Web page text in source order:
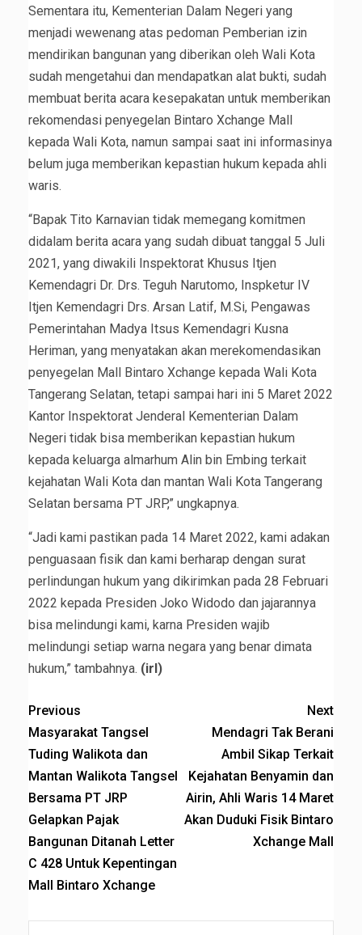
Sementara itu, Kementerian Dalam Negeri yang
menjadi wewenang atas pedoman Pemberian izin
mendirikan bangunan yang diberikan oleh Wali Kota
sudah mengetahui dan mendapatkan alat bukti, sudah
membuat berita acara kesepakatan untuk memberikan
rekomendasi penyegelan Bintaro Xchange Mall
kepada Wali Kota, namun sampai saat ini informasinya
belum juga memberikan kepastian hukum kepada ahli
waris.
“Bapak Tito Karnavian tidak memegang komitmen
didalam berita acara yang sudah dibuat tanggal 5 Juli
2021, yang diwakili Inspektorat Khusus Itjen
Kemendagri Dr. Drs. Teguh Narutomo, Inspketur IV
Itjen Kemendagri Drs. Arsan Latif, M.Si, Pengawas
Pemerintahan Madya Itsus Kemendagri Kusna
Heriman, yang menyatakan akan merekomendasikan
penyegelan Mall Bintaro Xchange kepada Wali Kota
Tangerang Selatan, tetapi sampai hari ini 5 Maret 2022
Kantor Inspektorat Jenderal Kementerian Dalam
Negeri tidak bisa memberikan kepastian hukum
kepada keluarga almarhum Alin bin Embing terkait
kejahatan Wali Kota dan mantan Wali Kota Tangerang
Selatan bersama PT JRP,” ungkapnya.
“Jadi kami pastikan pada 14 Maret 2022, kami adakan
penguasaan fisik dan kami berharap dengan surat
perlindungan hukum yang dikirimkan pada 28 Februari
2022 kepada Presiden Joko Widodo dan jajarannya
bisa melindungi kami, karna Presiden wajib
melindungi setiap warna negara yang benar dimata
hukum,” tambahnya. (irl)
Previous
Masyarakat Tangsel
Tuding Walikota dan
Mantan Walikota Tangsel
Bersama PT JRP
Gelapkan Pajak
Bangunan Ditanah Letter
C 428 Untuk Kepentingan
Mall Bintaro Xchange
Next
Mendagri Tak Berani
Ambil Sikap Terkait
Kejahatan Benyamin dan
Airin, Ahli Waris 14 Maret
Akan Duduki Fisik Bintaro
Xchange Mall